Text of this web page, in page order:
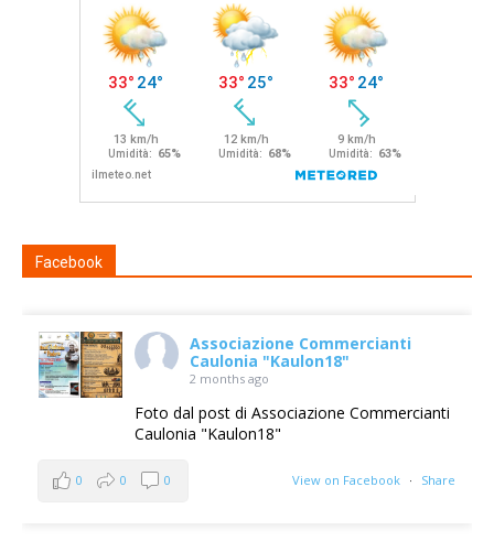
Facebook
Associazione Commercianti
Caulonia "Kaulon18"
2 months ago
Foto dal post di Associazione Commercianti
Caulonia "Kaulon18"
View on Facebook · Share
0 0 0